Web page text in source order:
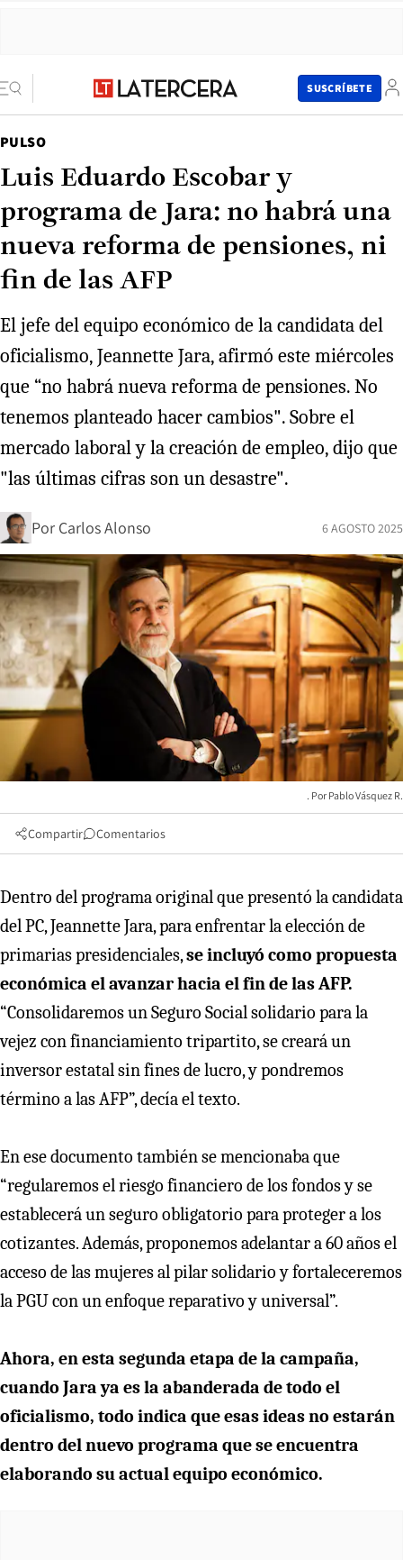
SUSCRÍBETE
PULSO
Luis Eduardo Escobar y
programa de Jara: no habrá una
nueva reforma de pensiones, ni
fin de las AFP
El jefe del equipo económico de la candidata del
oficialismo, Jeannette Jara, afirmó este miércoles
que “no habrá nueva reforma de pensiones. No
tenemos planteado hacer cambios". Sobre el
mercado laboral y la creación de empleo, dijo que
"las últimas cifras son un desastre".
Por Carlos Alonso 6 AGOSTO 2025
Pablo Vásquez R.
Compartir Comentarios
Dentro del programa original que presentó la candidata
del PC, Jeannette Jara, para enfrentar la elección de
primarias presidenciales,se incluyó como propuesta
económica el avanzar hacia el fin de las AFP.
“Consolidaremos un Seguro Social solidario para la
vejez con financiamiento tripartito, se creará un
inversor estatal sin fines de lucro, y pondremos
término a las AFP”, decía el texto.
En ese documento también se mencionaba que
“regularemos el riesgo financiero de los fondos y se
establecerá un seguro obligatorio para proteger a los
cotizantes. Además, proponemos adelantar a 60 años el
acceso de las mujeres al pilar solidario y fortaleceremos
la PGU con un enfoque reparativo y universal”.
Ahora, en esta segunda etapa de la campaña,
cuando Jara ya es la abanderada de todo el
oficialismo, todo indica que esas ideas no estarán
dentro del nuevo programa que se encuentra
elaborando su actual equipo económico.